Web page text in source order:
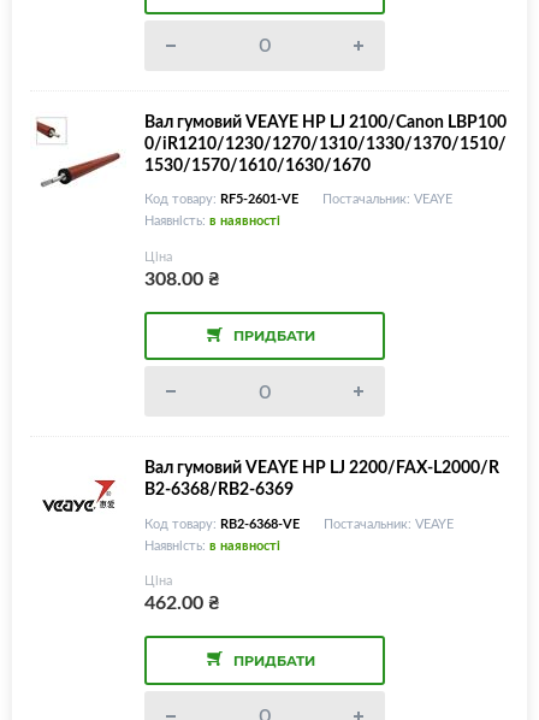
Вал гумовий VEAYE HP LJ 2100/Canon LBP100
0/iR1210/1230/1270/1310/1330/1370/1510/
1530/1570/1610/1630/1670
Код товару: RF5-2601-VE
Постачальник: VEAYE
Наявність: в наявності
Ціна
308.00₴
ПРИДБАТИ
Вал гумовий VEAYE HP LJ 2200/FAX-L2000/R
B2-6368/RB2-6369
Код товару: RB2-6368-VE
Постачальник: VEAYE
Наявність: в наявності
Ціна
462.00₴
ПРИДБАТИ